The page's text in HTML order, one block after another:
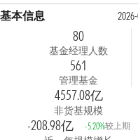
基本信息
80
基金经理人数
561
管理基金
4557.08亿
非货基规模
-208.98亿 -5.20%较上期